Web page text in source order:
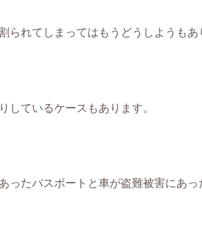
られてしまってはもうどうしようもあ
しているケースもあります。
ったバスボートと車が盗難被害にあ